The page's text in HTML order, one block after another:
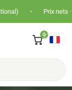
Prix nets · Pas de TVA ·
0